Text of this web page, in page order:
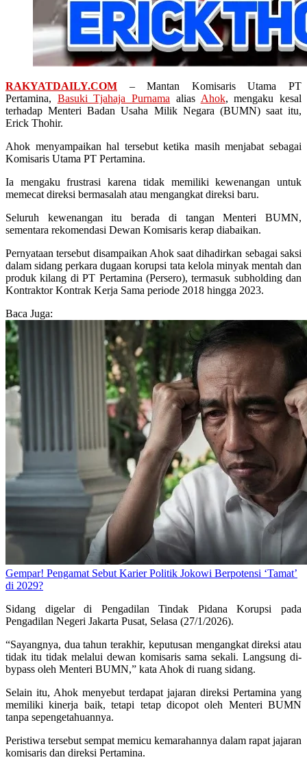
RAKYATDAILY.COM – Mantan Komisaris Utama PT
Pertamina, Basuki Tjahaja Purnama alias Ahok, mengaku kesal
terhadap Menteri Badan Usaha Milik Negara (BUMN) saat itu,
Erick Thohir.
Ahok menyampaikan hal tersebut ketika masih menjabat sebagai
Komisaris Utama PT Pertamina.
Ia mengaku frustrasi karena tidak memiliki kewenangan untuk
memecat direksi bermasalah atau mengangkat direksi baru.
Seluruh kewenangan itu berada di tangan Menteri BUMN,
sementara rekomendasi Dewan Komisaris kerap diabaikan.
Pernyataan tersebut disampaikan Ahok saat dihadirkan sebagai saksi
dalam sidang perkara dugaan korupsi tata kelola minyak mentah dan
produk kilang di PT Pertamina (Persero), termasuk subholding dan
Kontraktor Kontrak Kerja Sama periode 2018 hingga 2023.
Baca Juga:
Gempar! Pengamat Sebut Karier Politik Jokowi Berpotensi ‘Tamat’
di 2029?
Sidang digelar di Pengadilan Tindak Pidana Korupsi pada
Pengadilan Negeri Jakarta Pusat, Selasa (27/1/2026).
“Sayangnya, dua tahun terakhir, keputusan mengangkat direksi atau
tidak itu tidak melalui dewan komisaris sama sekali. Langsung di-
bypass oleh Menteri BUMN,” kata Ahok di ruang sidang.
Selain itu, Ahok menyebut terdapat jajaran direksi Pertamina yang
memiliki kinerja baik, tetapi tetap dicopot oleh Menteri BUMN
tanpa sepengetahuannya.
Peristiwa tersebut sempat memicu kemarahannya dalam rapat jajaran
komisaris dan direksi Pertamina.